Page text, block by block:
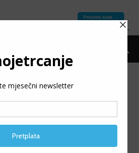
Vijesti
Gutić i Alma
najbrži na